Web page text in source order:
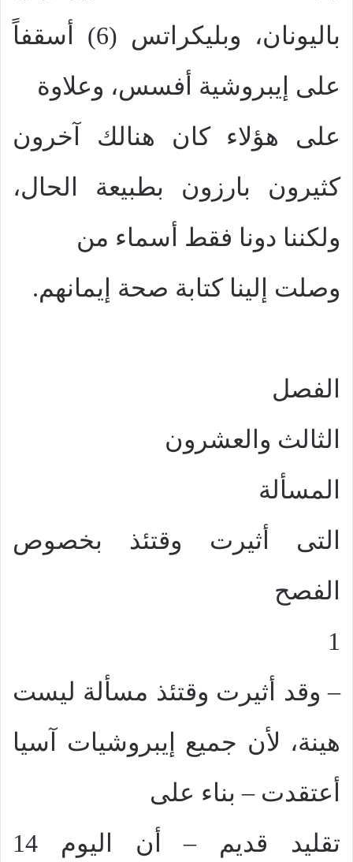
باليونان، وبليكراتس (6) أسقفاً
على إيبروشية أفسس، وعلاوة
على هؤلاء كان هنالك آخرون
كثيرون بارزون بطبيعة الحال،
ولكننا دونا فقط أسماء من
وصلت إلينا كتابة صحة إيمانهم.
الفصل
الثالث والعشرون
المسألة
التى أثيرت وقتئذ بخصوص
الفصح
1
– وقد أثيرت وقتئذ مسألة ليست
هينة، لأن جميع إيبروشيات آسيا
أعتقدت – بناء على
تقليد قديم – أن اليوم 14